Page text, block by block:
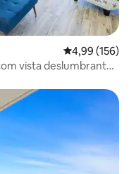
4,99 de uma
4,99 (156)
vista deslumbrante